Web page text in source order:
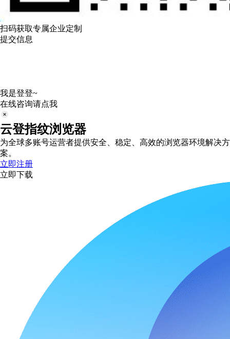
扫码获取专属企业定制
提交信息
我是登登~
在线咨询请点我
云登指纹浏览器
为全球多账号运营者提供安全、稳定、高效的浏览器环境解决方
案。
立即注册
立即下载